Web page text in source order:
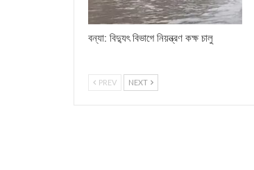
বন্যা: বিদ্যুৎ বিভাগে নিয়ন্ত্রণ কক্ষ চালু
PREV NEXT